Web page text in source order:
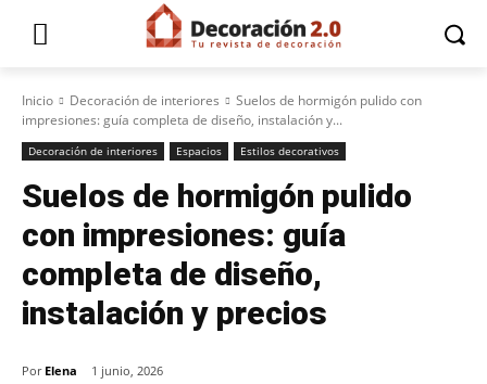
Inicio Decoración de interiores
Suelos de hormigón pulido con
impresiones: guía completa de diseño, instalación y...
Decoración de interiores Espacios Estilos decorativos
Suelos de hormigón pulido
con impresiones: guía
completa de diseño,
instalación y precios
Por Elena 1 junio, 2026